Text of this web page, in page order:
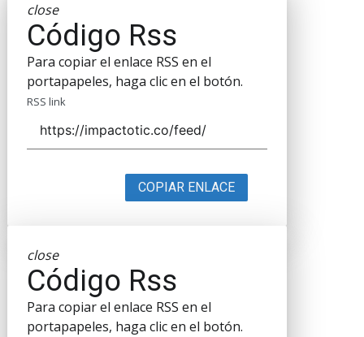
close
Código Rss
Para copiar el enlace RSS en el
portapapeles, haga clic en el botón.
RSS link
COPIAR ENLACE
close
Código Rss
Para copiar el enlace RSS en el
portapapeles, haga clic en el botón.